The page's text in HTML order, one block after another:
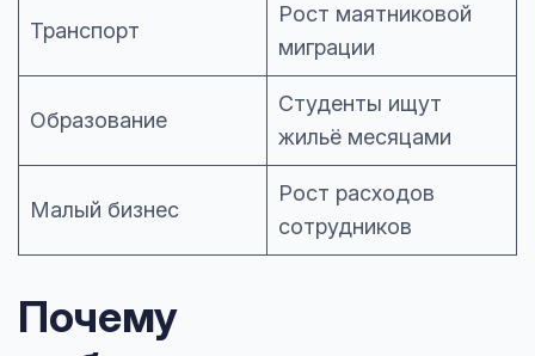
Транспорт
Рост маятниковой
миграции
Образование
Студенты ищут
жильё месяцами
Малый бизнес
Рост расходов
сотрудников
Почему